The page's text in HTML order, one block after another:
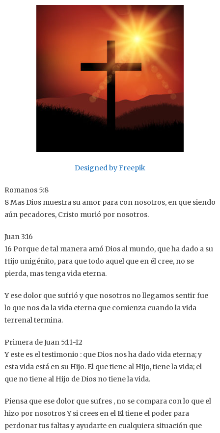
Designed by Freepik
Romanos 5:8
8 Mas Dios muestra su amor para con nosotros, en que siendo
aún pecadores, Cristo murió por nosotros.
Juan 3:16
16 Porque de tal manera amó Dios al mundo, que ha dado a su
Hijo unigénito, para que todo aquel que en él cree, no se
pierda, mas tenga vida eterna.
Y ese dolor que sufrió y que nosotros no llegamos sentir fue
lo que nos da la vida eterna que comienza cuando la vida
terrenal termina.
Primera de Juan 5:11-12
Y este es el testimonio : que Dios nos ha dado vida eterna; y
esta vida está en su Hijo. El que tiene al Hijo, tiene la vida; el
que no tiene al Hijo de Dios no tiene la vida.
Piensa que ese dolor que sufres , no se compara con lo que el
hizo por nosotros Y si crees en el El tiene el poder para
perdonar tus faltas y ayudarte en cualquiera situación que